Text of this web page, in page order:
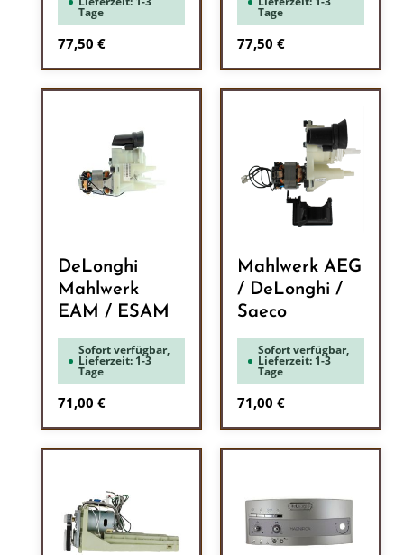
Tage
Regulärer Preis:
77,50 €
Tage
Regulärer Preis:
77,50 €
DeLonghi
Mahlwerk
EAM / ESAM
Sofort verfügbar,
Lieferzeit: 1-3
Tage
Regulärer Preis:
71,00 €
Mahlwerk AEG
/ DeLonghi /
Saeco
Sofort verfügbar,
Lieferzeit: 1-3
Tage
Regulärer Preis:
71,00 €